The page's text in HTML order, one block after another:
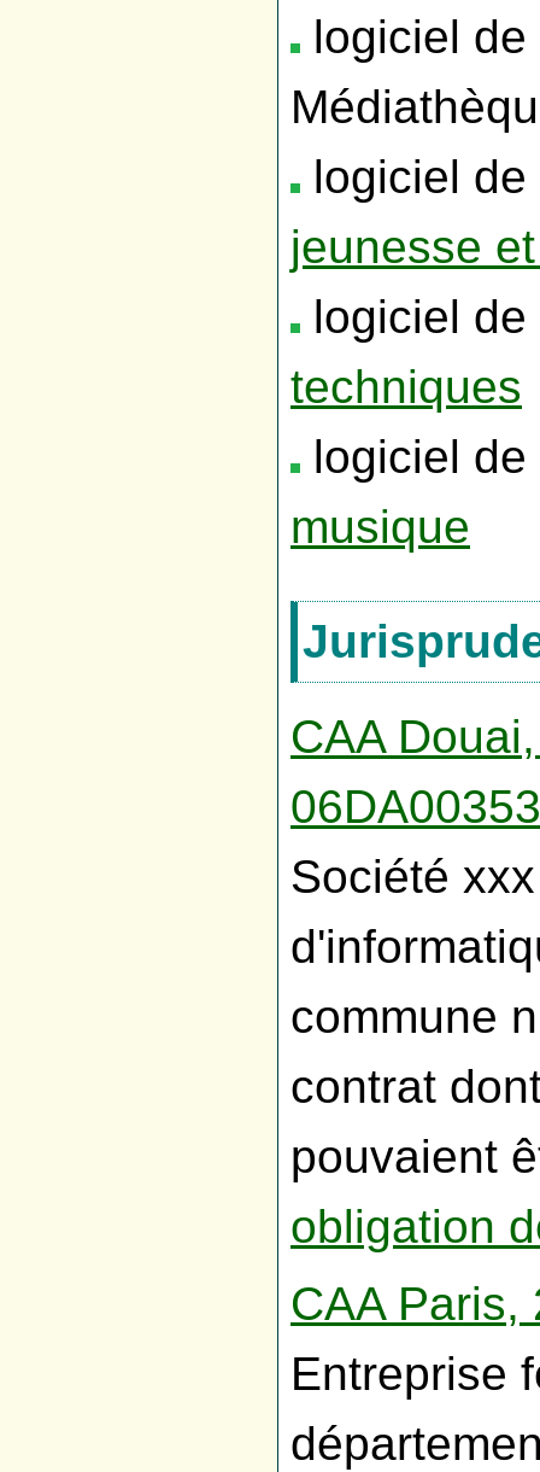
logiciel
logiciel de
jeunesse
logiciel
techniques
logiciel
musique
CAA
06DA00353
Société
commune
contrat
pouvaient
obligation
CAA Paris,
Entreprise